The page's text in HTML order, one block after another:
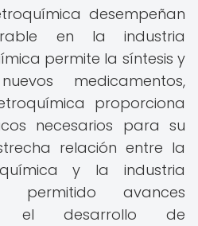
desempeñan
en la industria
permite la síntesis y
medicamentos,
proporciona
necesarios para su
relación entre la
y la industria
permitido avances
el desarrollo de